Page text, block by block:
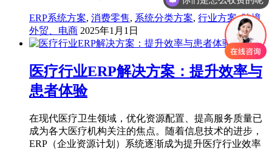
ERP系统方案, 消费零售, 系统分类方案, 行业方案,跨境
外贸、电商 2025年1月1日
医疗行业ERP解决方案：提升效率与
患者体验
在现代医疗卫生领域，优化资源配置、提高服务质量已
成为各大医疗机构关注的焦点。随着信息技术的进步，
ERP（企业资源计划）系统逐渐成为提升医疗行业效率